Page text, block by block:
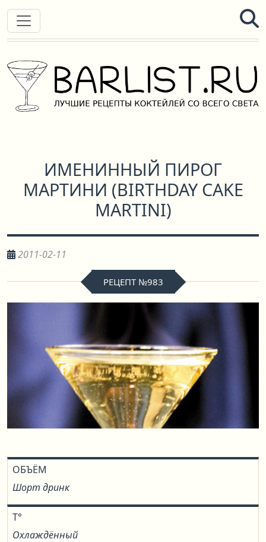
ИМЕНИННЫЙ ПИРОГ
МАРТИНИ (BIRTHDAY CAKE
MARTINI)
2011-02-11
РЕЦЕПТ №983
ОБЪЁМ
Шорт дринк
T°
Охлаждённый